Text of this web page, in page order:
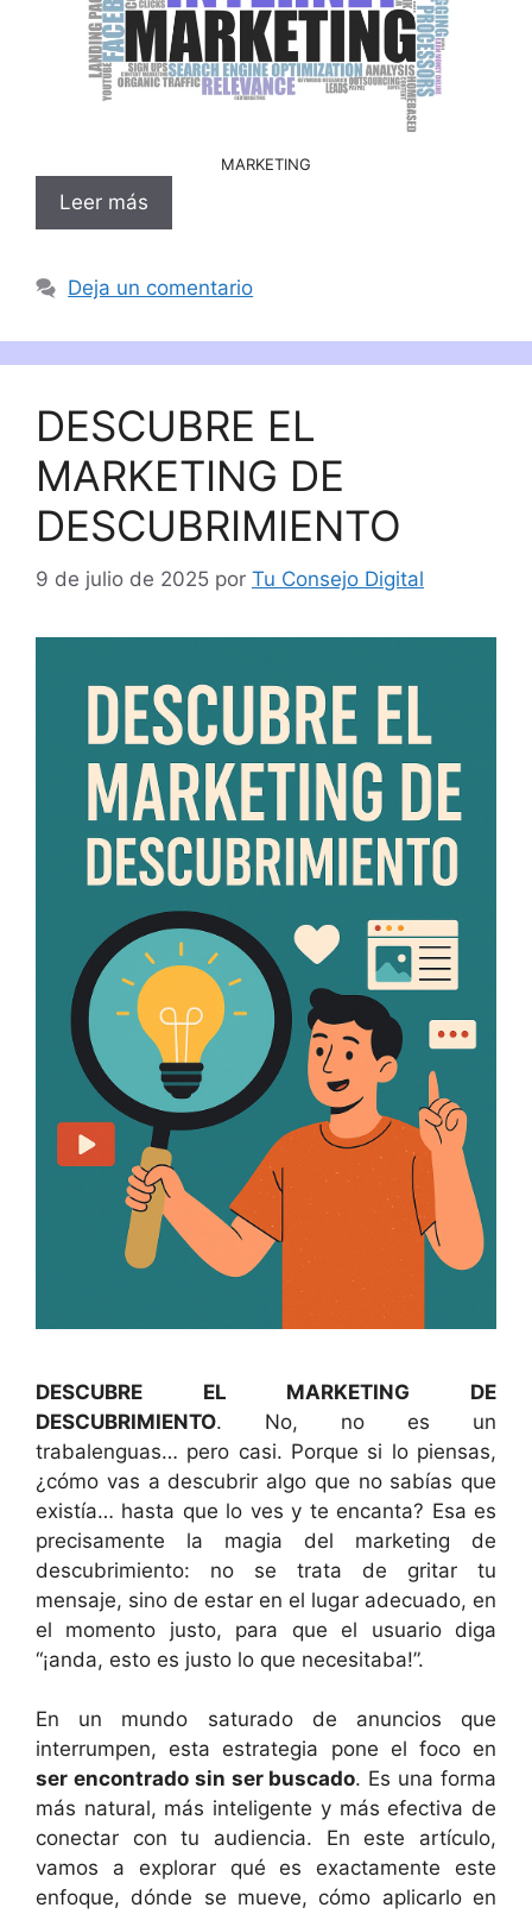
MARKETING
Leer más
Deja un comentario
DESCUBRE EL
MARKETING DE
DESCUBRIMIENTO
9 de julio de 2025 por Tu Consejo Digital
DESCUBRE EL MARKETING DE
DESCUBRIMIENTO. No, no es un
trabalenguas… pero casi. Porque si lo piensas,
¿cómo vas a descubrir algo que no sabías que
existía… hasta que lo ves y te encanta? Esa es
precisamente la magia del marketing de
descubrimiento: no se trata de gritar tu
mensaje, sino de estar en el lugar adecuado, en
el momento justo, para que el usuario diga
“¡anda, esto es justo lo que necesitaba!”.
En un mundo saturado de anuncios que
interrumpen, esta estrategia pone el foco en
ser encontrado sin ser buscado. Es una forma
más natural, más inteligente y más efectiva de
conectar con tu audiencia. En este artículo,
vamos a explorar qué es exactamente este
enfoque, dónde se mueve, cómo aplicarlo en